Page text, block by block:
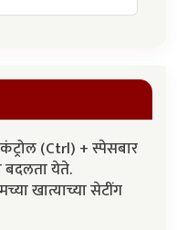
(Ctrl) + स्पेसबार
बदलता येते.
खात्याच्या सेटींग